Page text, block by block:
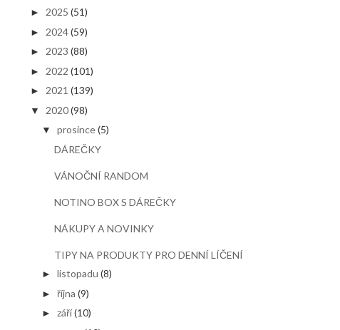
► 2025 (51)
► 2024 (59)
► 2023 (88)
► 2022 (101)
► 2021 (139)
▼ 2020 (98)
▼ prosince(5)
DÁREČKY
VÁNOČNÍ RANDOM
NOTINO BOX S DÁREČKY
NÁKUPY A NOVINKY
TIPY NA PRODUKTY PRO DENNÍ LÍČENÍ
►listopadu (8)
►října (9)
►září(10)